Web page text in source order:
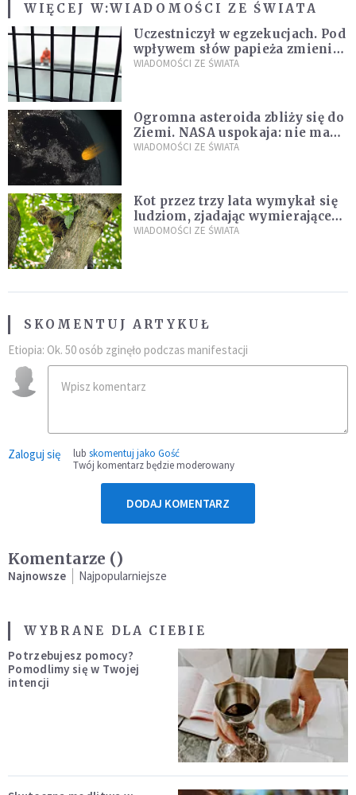
WIĘCEJ W:WIADOMOŚCI ZE ŚWIATA
Uczestniczył w egzekucjach. Pod
wpływem słów papieża zmienił
zdanie
WIADOMOŚCI ZE ŚWIATA
Ogromna asteroida zbliży się do
Ziemi. NASA uspokaja: nie ma
zagrożenia
WIADOMOŚCI ZE ŚWIATA
Kot przez trzy lata wymykał się
ludziom, zjadając wymierające
kaczki. W końcu popełnił
WIADOMOŚCI ZE ŚWIATA
SKOMENTUJ ARTYKUŁ
Etiopia: Ok. 50 osób zginęło podczas manifestacji
Zaloguj się lub skomentuj jako Gość
Twój komentarz będzie moderowany
DODAJ KOMENTARZ
Komentarze ()
Najnowsze Najpopularniejsze
WYBRANE DLA CIEBIE
Potrzebujesz pomocy?
Pomodlimy się w Twojej
intencji